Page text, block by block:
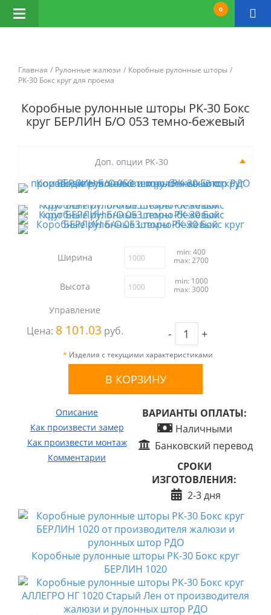
0
Открыть
навигацию
Главная Рулонные жалюзи
Коробные рулонные шторы
РК-30 Бокс круг для проема
Коробные рулонные шторы РК-30 Бокс
круг БЕРЛИН Б/О 053 темно-бежевый
Доп. опции РК-30
Ширина
min: 400
max: 2700
Высота
min: 1000
max: 3000
Управление
Цена: 8 101.03 руб. - +
* Изделия с текущими характеристиками
Описание
Как произвести замер
Как произвести монтаж
Комментарии
ВАРИАНТЫ ОПЛАТЫ:
Наличными
Банковский перевод
СРОКИ
ИЗГОТОВЛЕНИЯ:
2-3 дня
Коробные рулонные шторы РК-30 Бокс круг
БЕРЛИН 1020